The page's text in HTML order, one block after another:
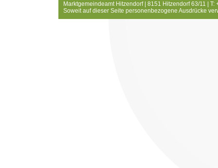
Marktgemeindeamt Hitzendorf | 8151 Hitzendorf 63/11 |
Soweit auf dieser Seite personenbezogene Ausdrücke